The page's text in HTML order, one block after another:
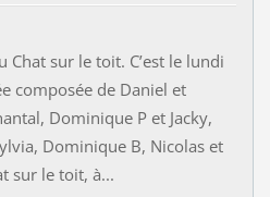
sur le toit. C’est le lundi
composée de Daniel et
Dominique P et Jacky,
Dominique B, Nicolas et
sur le toit, à...